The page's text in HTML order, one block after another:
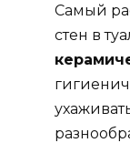
Самый
стен в